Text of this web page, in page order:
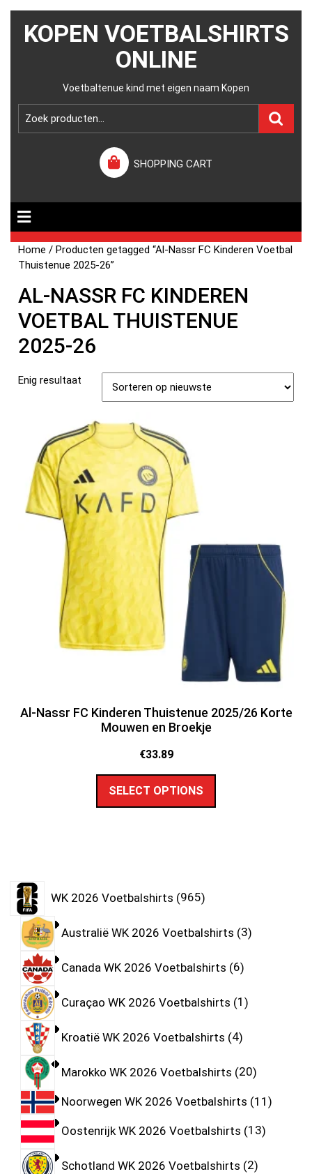
KOPEN VOETBALSHIRTS
ONLINE
Voetbaltenue kind met eigen naam Kopen
SHOPPING CART
Home / Producten getagged “Al-Nassr FC Kinderen Voetbal
Thuistenue 2025-26”
AL-NASSR FC KINDEREN
VOETBAL THUISTENUE
2025-26
Enig resultaat
Al-Nassr FC Kinderen Thuistenue 2025/26 Korte
Mouwen en Broekje
€33.89
SELECT OPTIONS
WK 2026 Voetbalshirts 965
Australië WK 2026 Voetbalshirts 3
Canada WK 2026 Voetbalshirts 6
Curaçao WK 2026 Voetbalshirts 1
Kroatië WK 2026 Voetbalshirts 4
Marokko WK 2026 Voetbalshirts 20
Noorwegen WK 2026 Voetbalshirts 11
Oostenrijk WK 2026 Voetbalshirts 13
Schotland WK 2026 Voetbalshirts 2